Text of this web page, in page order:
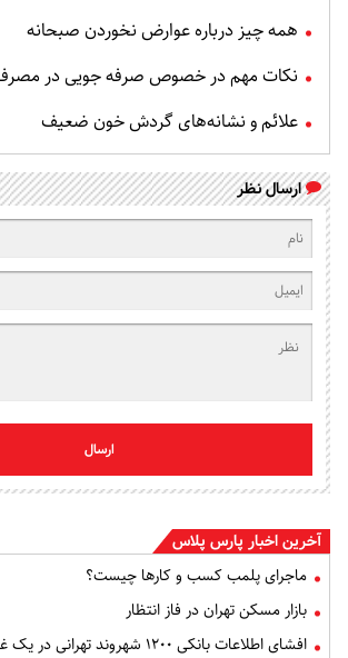
همه چیز درباره عوارض نخوردن صبحانه
نکات مهم در خصوص صرفه جویی در
علائم و نشانه‌های گردش خون ضعیف
ارسال نظر
ارسال
آخرین اخبار پارس پلاس
ماجرای پلمب کسب و کارها چیست؟
بازار مسکن تهران در فاز انتظار
افشای اطلاعات بانکی ۱۲۰۰ شهروند تهرانی در یک غرفه میوه و تره‌بار